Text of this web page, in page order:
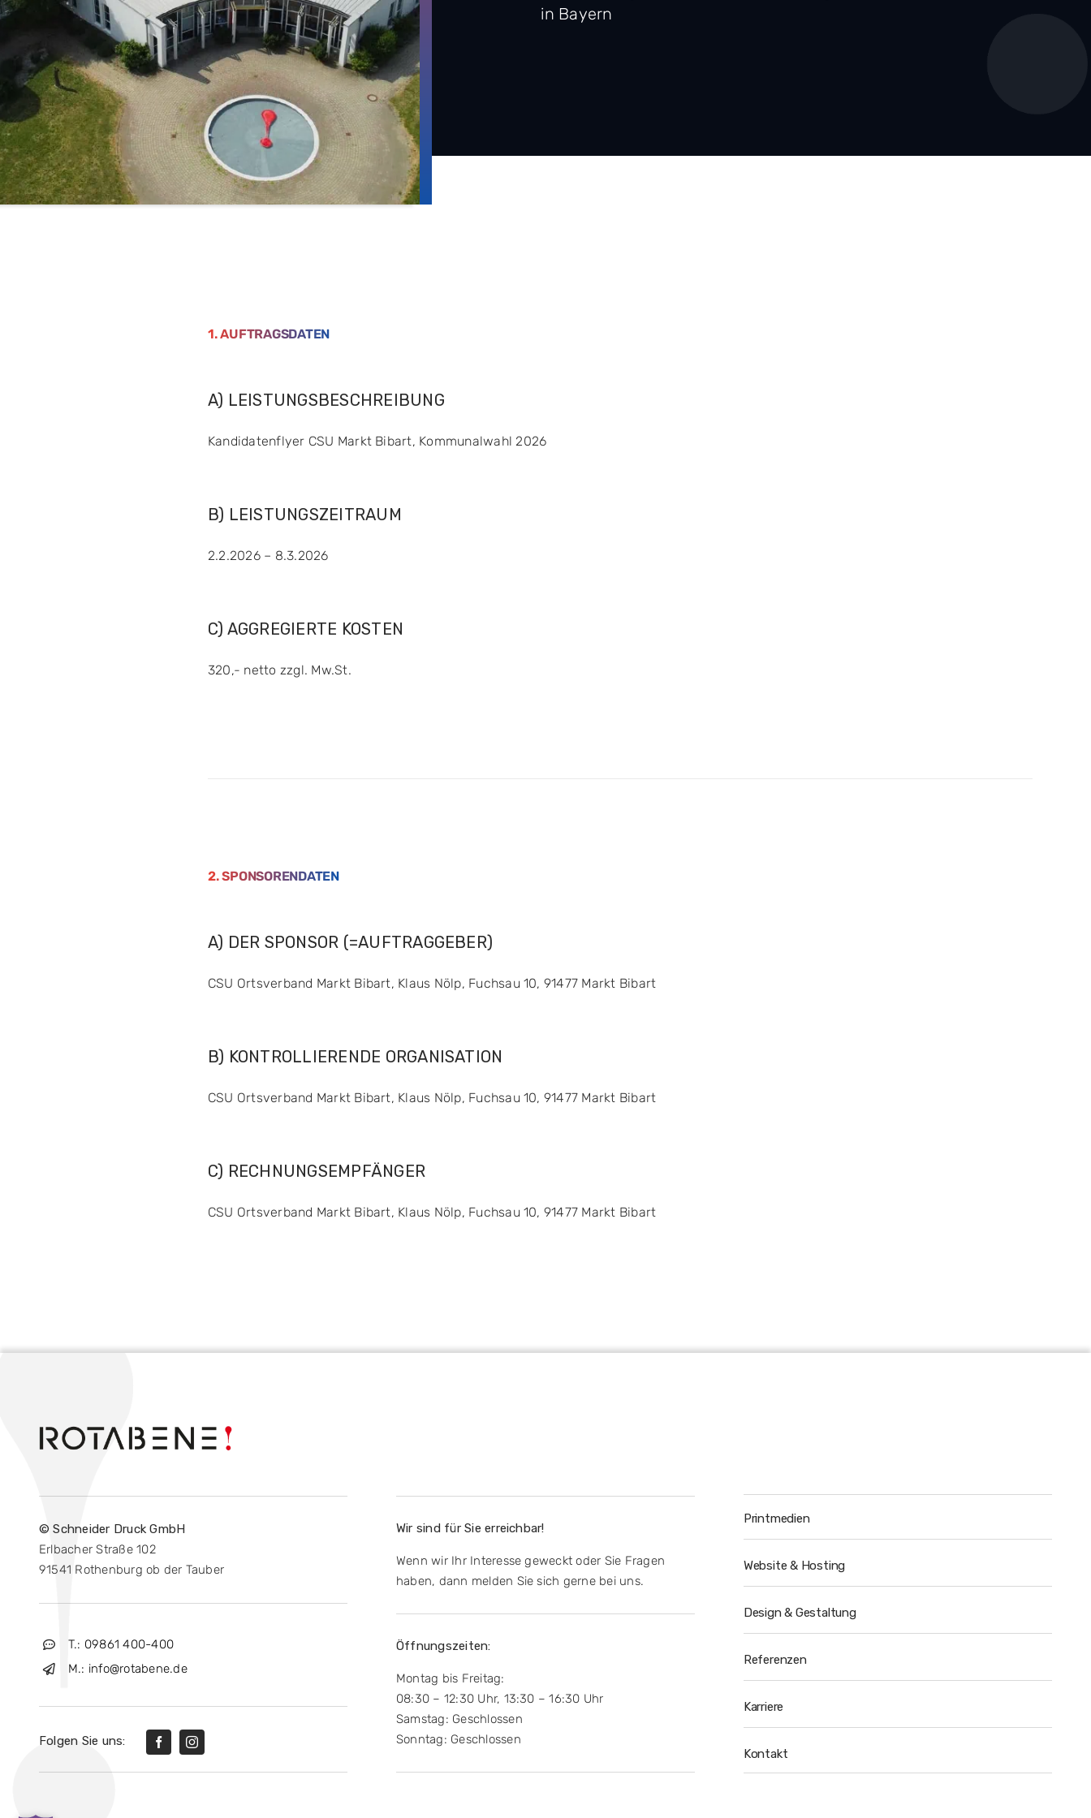
in Bayern
1. AUFTRAGSDATEN
A) LEISTUNGSBESCHREIBUNG
Kandidatenflyer CSU Markt Bibart, Kommunalwahl 2026
B) LEISTUNGSZEITRAUM
2.2.2026 – 8.3.2026
C) AGGREGIERTE KOSTEN
320,- netto zzgl. Mw.St.
2. SPONSORENDATEN
A) DER SPONSOR (=AUFTRAGGEBER)
CSU Ortsverband Markt Bibart, Klaus Nölp, Fuchsau 10, 91477 Markt Bibart
B) KONTROLLIERENDE ORGANISATION
CSU Ortsverband Markt Bibart, Klaus Nölp, Fuchsau 10, 91477 Markt Bibart
C) RECHNUNGSEMPFÄNGER
CSU Ortsverband Markt Bibart, Klaus Nölp, Fuchsau 10, 91477 Markt Bibart
© Schneider Druck GmbH
Erlbacher Straße 102
91541 Rothenburg ob der Tauber
T.: 09861 400-400
M.: info@rotabene.de
Folgen Sie uns:
Wir sind für Sie erreichbar!
Wenn wir Ihr Interesse geweckt oder Sie Fragen
haben, dann melden Sie sich gerne bei uns.
Öffnungszeiten:
Montag bis Freitag:
08:30 – 12:30 Uhr, 13:30 – 16:30 Uhr
Samstag: Geschlossen
Sonntag: Geschlossen
Printmedien
Website & Hosting
Design & Gestaltung
Referenzen
Karriere
Kontakt